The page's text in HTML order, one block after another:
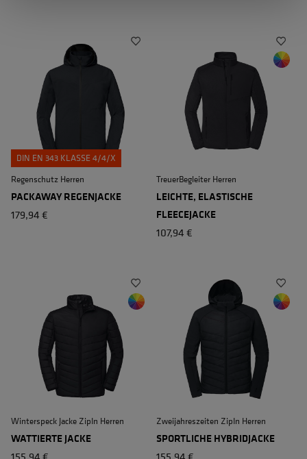
DIN EN 343 KLASSE 4/4/X
Regenschutz Herren
PACKAWAY REGENJACKE
179,94 €
TreuerBegleiter Herren
LEICHTE, ELASTISCHE
FLEECEJACKE
107,94 €
Winterspeck Jacke ZipIn Herren
WATTIERTE JACKE
155,94 €
Zweijahreszeiten ZipIn Herren
SPORTLICHE HYBRIDJACKE
155,94 €